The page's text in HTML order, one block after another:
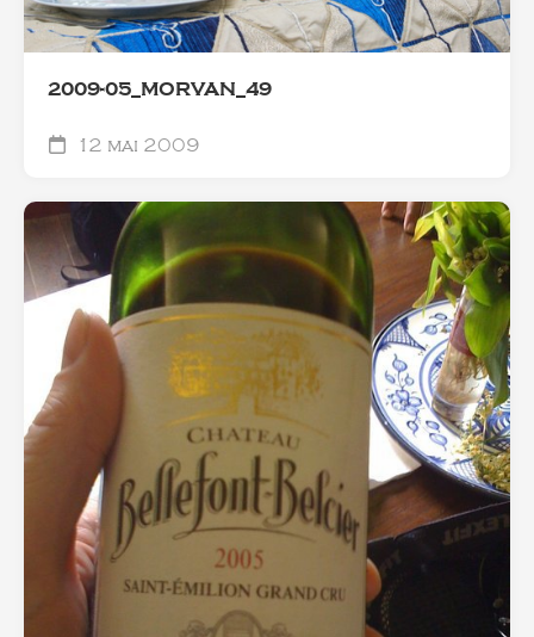
2009-05_MORVAN_49
12 mai 2009